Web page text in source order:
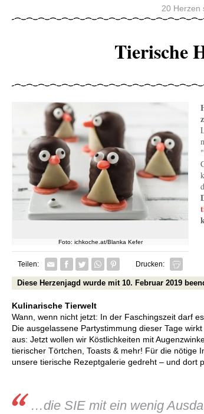
20 Herzen
Tierische
Foto: ichkoche.at/Blanka Kefer
Teilen: Facebook
TwitterWhatsapp senden
Pin it Drucken:
Diese Herzenjagd wurde mit 10. Februar 2019
Kulinarische Tierwelt
Wann, wenn nicht jetzt: In der Faschingszeit darf
Die ausgelassene Partystimmung dieser Tage
aus: Jetzt wollen wir Köstlichkeiten mit
tierischer Törtchen, Toasts & mehr! Für die nötige
unsere tierische Rezeptgalerie gedreht – und dort
…die SIE mit ein wenig